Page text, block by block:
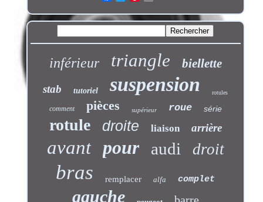
inférieur triangle biellette
stab tutoriel suspension rotules
comment pièces supérieur roue série
rotule droite liaison arrière
avant pour audi droit
bras remplacer alfa complet
gauche